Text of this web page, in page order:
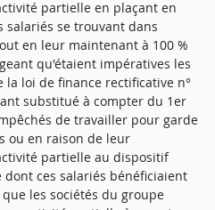
partielle en plaçant en
salariés se trouvant dans
en leur maintenant à 100 %
qu'étaient impératives les
loi de finance rectificative n°
substitué à compter du 1er
de travailler pour garde
ou en raison de leur
partielle au dispositif
ces salariés bénéficiaient
les sociétés du groupe